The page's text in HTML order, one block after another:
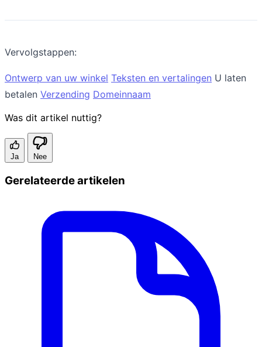
Vervolgstappen:
Ontwerp van uw winkel Teksten en vertalingen U laten
betalen Verzending Domeinnaam
Was dit artikel nuttig?
Ja Nee
Gerelateerde artikelen